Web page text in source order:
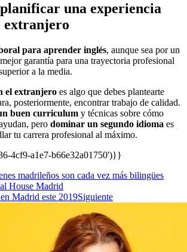
una experiencia
extranjero
para aprender inglés, aunque sea por un
garantía para una trayectoria profesional
a la media.
el extranjero es algo que debes plantearte
posteriormente, encontrar trabajo de calidad.
buen curriculum y técnicas sobre cómo
pero dominar un segundo idioma es
tu carrera profesional al máximo.
4cf9-a1e7-b66e32a01750')}}
madrileños son cada vez más bilingües
House Madrid
Madrid este 2019Siguiente